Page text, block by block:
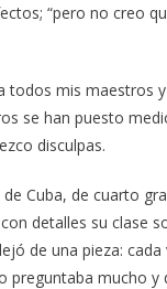
“pero no creo
todos mis maestros
se han puesto
disculpas.
Cuba, de cuarto
detalles su clase
de una pieza:
preguntaba mucho y